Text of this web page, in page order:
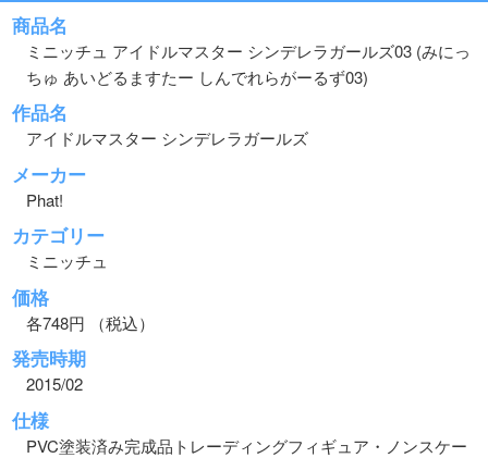
商品名
ミニッチュ アイドルマスター シンデレラガールズ03 (みにっ
ちゅ あいどるますたー しんでれらがーるず03)
作品名
アイドルマスター シンデレラガールズ
メーカー
Phat!
カテゴリー
ミニッチュ
価格
各748円 （税込）
発売時期
2015/02
仕様
PVC塗装済み完成品トレーディングフィギュア・ノンスケー